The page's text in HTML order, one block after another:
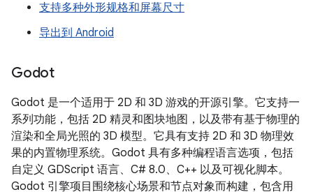
支持多种外形规格和屏幕尺寸
导出到 Android
Godot
Godot 是一个适用于 2D 和 3D 游戏的开源引擎。它支持一
系列功能，包括 2D 精灵和图块地图，以及带有基于物理的
渲染和全局光照的 3D 模型。它具有支持 2D 和 3D 物理效
果的内置物理系统。Godot 具有多种编程语言选项，包括
自定义 GDScript 语言、C# 8.0、C++ 以及可视化脚本。
Godot 引擎项目围绕核心场景和节点对象而构建，包含用